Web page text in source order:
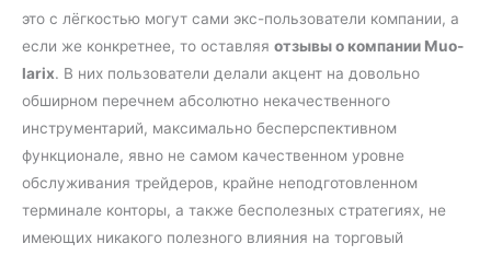
это с лёгкостью могут сами экс-пользователи компании, а
если же конкретнее, то оставляя отзывы о компании Muo-
larix. В них пользователи делали акцент на довольно
обширном перечнем абсолютно некачественного
инструментарий, максимально бесперспективном
функционале, явно не самом качественном уровне
обслуживания трейдеров, крайне неподготовленном
терминале конторы, а также бесполезных стратегиях, не
имеющих никакого полезного влияния на торговый